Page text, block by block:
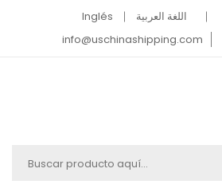
Inglés اللغة العربية
info@uschinashipping.com